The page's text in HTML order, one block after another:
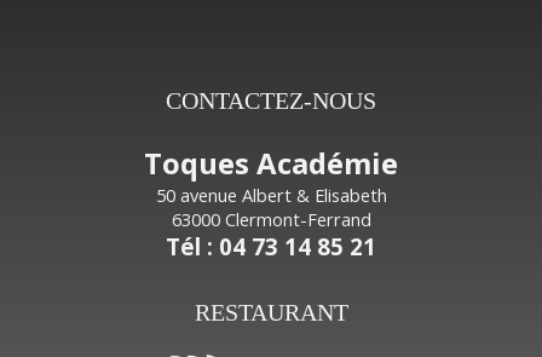
CONTACTEZ-NOUS
Toques Académie
50 avenue Albert & Elisabeth
63000 Clermont-Ferrand
Tél : 04 73 14 85 21
RESTAURANT